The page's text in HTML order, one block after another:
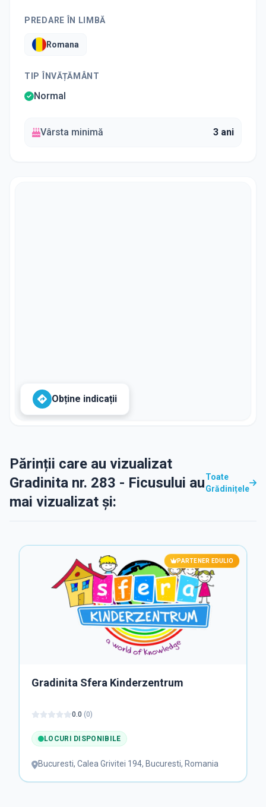
PREDARE ÎN LIMBĂ
Romana
TIP ÎNVĂȚĂMÂNT
Normal
Vârsta minimă 3 ani
Obține indicații
Părinții care au vizualizat
Gradinita nr. 283 - Ficusului au
mai vizualizat și:
Toate
Grădinițele
PARTENER EDULIO
Gradinita Sfera Kinderzentrum
0.0 (0)
LOCURI DISPONIBILE
Bucuresti, Calea Grivitei 194, Bucuresti, Romania